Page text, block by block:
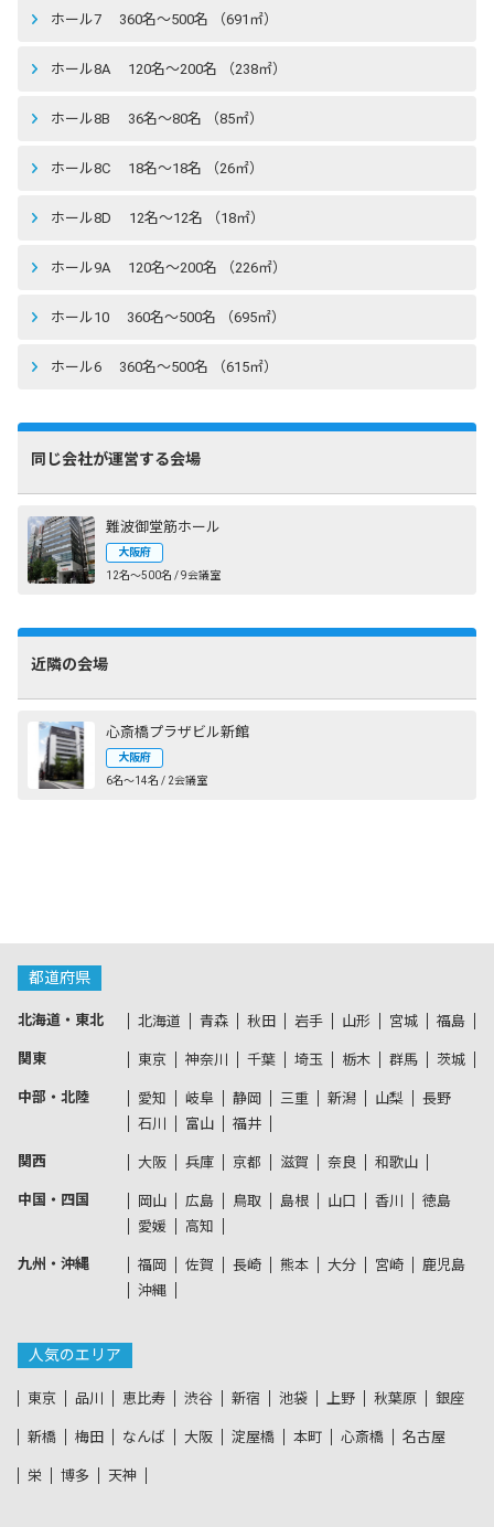
ホール7 360名〜500名 （691㎡）
ホール8A 120名〜200名 （238㎡）
ホール8B 36名〜80名 （85㎡）
ホール8C 18名〜18名 （26㎡）
ホール8D 12名〜12名 （18㎡）
ホール9A 120名〜200名 （226㎡）
ホール10 360名〜500名 （695㎡）
ホール6 360名〜500名 （615㎡）
同じ会社が運営する会場
難波御堂筋ホール
大阪府
12名〜500名 / 9会議室
近隣の会場
心斎橋プラザビル新館
大阪府
6名〜14名 / 2会議室
都道府県
北海道・東北 北海道 青森 秋田 岩手 山形 宮城 福島
関東 東京 神奈川 千葉 埼玉 栃木 群馬 茨城
中部・北陸 愛知 岐阜 静岡 三重 新潟 山梨
長野
石川
富山 福井
関西 大阪 兵庫 京都 滋賀 奈良 和歌山
中国・四国 岡山 広島 鳥取 島根 山口 香川
徳島
愛媛
高知
九州・沖縄 福岡 佐賀 長崎 熊本 大分 宮崎
鹿児島
沖縄
人気のエリア
東京 品川 恵比寿 渋谷 新宿 池袋 上野 秋葉原 銀座
新橋 梅田 なんば 大阪 淀屋橋 本町 心斎橋 名古屋
栄 博多 天神